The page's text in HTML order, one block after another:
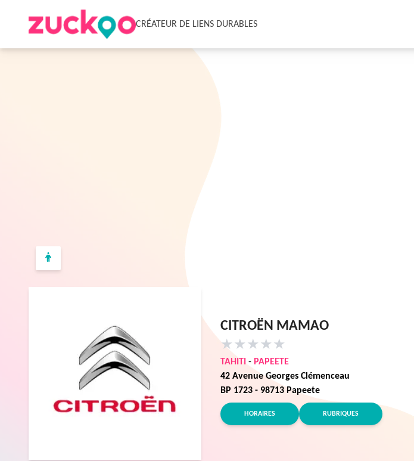
CRÉATEUR DE LIENS DURABLES
CITROËN MAMAO
★ ★ ★ ★ ★
TAHITI - PAPEETE
42 Avenue Georges Clémenceau
BP 1723 - 98713 Papeete
HORAIRES RUBRIQUES